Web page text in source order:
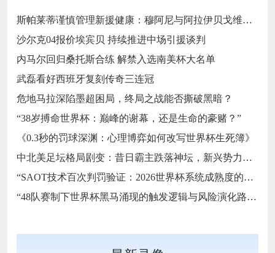
斯帕莱蒂谨慎管理新援健康：穆阿尼与阿拉伊贝戈维奇缺席尤文热身赛的战略考量‌
沙尔克04报价埃宾贝 持续推进中场引援谈判
内马尔回归桑托斯合练 解禁入选南美杯大名单
武磊看好西班牙复刻传奇三连冠
危地马拉深陷墨超困局，终局之战能否撕破黑暗？
“38岁搏命世界杯：巅峰的谢幕，还是生命的豪赌？”
《0.3秒的罚球深渊：心理博弈如何改写世界杯生死簿》
中北美足坛格局剧变：昔日霸主跌落神坛，新兴势力强势崛起
“SAOT技术百次判罚验证：2026世界杯系统成熟度的关键节点与演进路径”
“48队赛制下世界杯黑马涌现的触发逻辑与风险演化路径”